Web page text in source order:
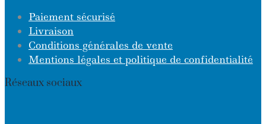
Paiement sécurisé
Livraison
Conditions générales de vente
Mentions légales et politique de confidentialité
Réseaux sociaux